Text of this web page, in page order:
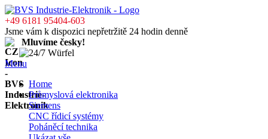
+49 6181 95404-603
Jsme vám k dispozici nepřetržitě 24 hodin denně
Mluvíme česky!
Menu
Home
Průmyslová elektronika
Siemens
CNC řídicí systémy
Poháněcí technika